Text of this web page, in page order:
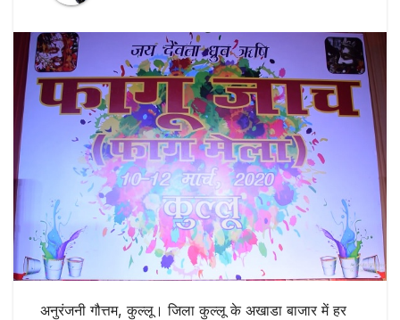
अनुरंजनी गौत्तम, कुल्लू। जिला कुल्लू के अखाडा बाजार में हर